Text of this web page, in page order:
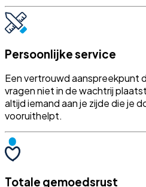
Persoonlijke service
Een vertrouwd aanspreekpunt
vragen niet in de wachtrij
altijd iemand aan je zijde die je
vooruithelpt.
Totale gemoedsrust